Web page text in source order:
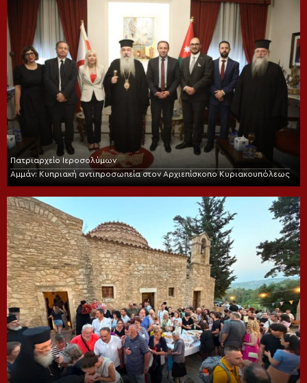
Πατριαρχείο Ιεροσολύμων
Αμμάν: Κυπριακή αντιπροσωπεία στον Αρχιεπίσκοπο Κυριακουπόλεως